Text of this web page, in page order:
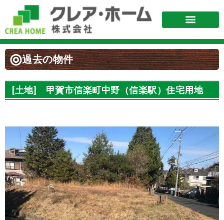
過去の物件
[土地] 甲賀市信楽町中野（信楽駅）住宅用地